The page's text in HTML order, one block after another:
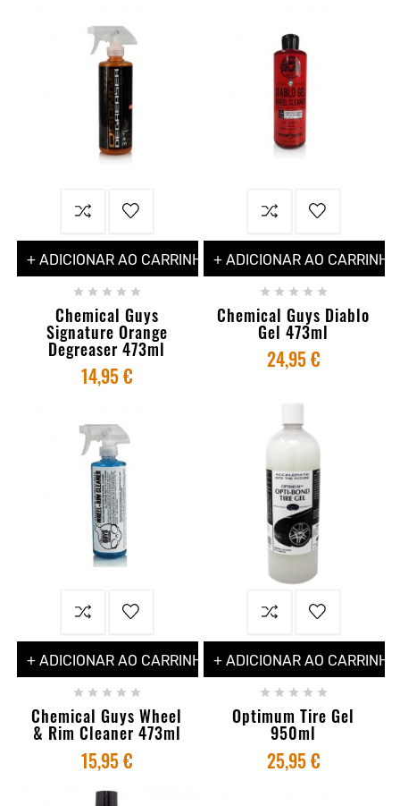
+ ADICIONAR AO CARRINHO
    
Chemical Guys
Signature Orange
Degreaser 473ml
14,95 €
+ ADICIONAR AO CARRINHO
    
Chemical Guys Diablo
Gel 473ml
24,95 €
+ ADICIONAR AO CARRINHO
    
Chemical Guys Wheel
& Rim Cleaner 473ml
15,95 €
+ ADICIONAR AO CARRINHO
    
Optimum Tire Gel
950ml
25,95 €